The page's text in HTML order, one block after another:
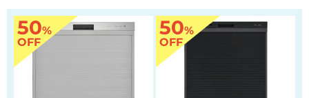
50%
OFF
50%
OFF